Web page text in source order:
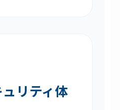
リティ体